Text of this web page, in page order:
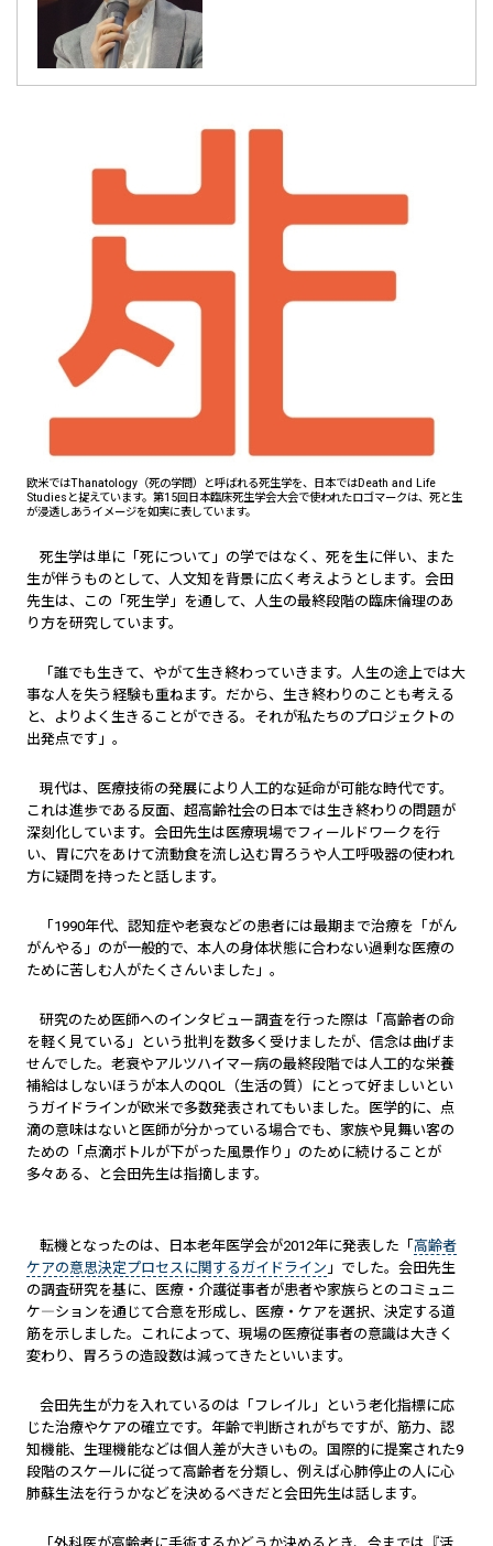
欧米ではThanatology（死の学問）と呼ばれる死生学を、日本ではDeath and Life
Studiesと捉えています。第15回日本臨床死生学会大会で使われたロゴマークは、死と生
が浸透しあうイメージを如実に表しています。
死生学は単に「死について」の学ではなく、死を生に伴い、また
生が伴うものとして、人文知を背景に広く考えようとします。会田
先生は、この「死生学」を通して、人生の最終段階の臨床倫理のあ
り方を研究しています。
「誰でも生きて、やがて生き終わっていきます。人生の途上では大
事な人を失う経験も重ねます。だから、生き終わりのことも考える
と、よりよく生きることができる。それが私たちのプロジェクトの
出発点です」。
現代は、医療技術の発展により人工的な延命が可能な時代です。
これは進歩である反面、超高齢社会の日本では生き終わりの問題が
深刻化しています。会田先生は医療現場でフィールドワークを行
い、胃に穴をあけて流動食を流し込む胃ろうや人工呼吸器の使われ
方に疑問を持ったと話します。
「1990年代、認知症や老衰などの患者には最期まで治療を「がん
がんやる」のが一般的で、本人の身体状態に合わない過剰な医療の
ために苦しむ人がたくさんいました」。
研究のため医師へのインタビュー調査を行った際は「高齢者の命
を軽く見ている」という批判を数多く受けましたが、信念は曲げま
せんでした。老衰やアルツハイマー病の最終段階では人工的な栄養
補給はしないほうが本人のQOL（生活の質）にとって好ましいとい
うガイドラインが欧米で多数発表されてもいました。医学的に、点
滴の意味はないと医師が分かっている場合でも、家族や見舞い客の
ための「点滴ボトルが下がった風景作り」のために続けることが
多々ある、と会田先生は指摘します。
転機となったのは、日本老年医学会が2012年に発表した「高齢者
ケアの意思決定プロセスに関するガイドライン 」でした。会田先生
の調査研究を基に、医療・介護従事者が患者や家族らとのコミュニ
ケ―ションを通じて合意を形成し、医療・ケアを選択、決定する道
筋を示しました。これによって、現場の医療従事者の意識は大きく
変わり、胃ろうの造設数は減ってきたといいます。
会田先生が力を入れているのは「フレイル」という老化指標に応
じた治療やケアの確立です。年齢で判断されがちですが、筋力、認
知機能、生理機能などは個人差が大きいもの。国際的に提案された9
段階のスケールに従って高齢者を分類し、例えば心肺停止の人に心
肺蘇生法を行うかなどを決めるべきだと会田先生は話します。